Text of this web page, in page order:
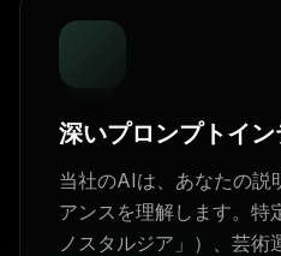
深いプロンプトイ
当社のAIは、あなたの説
アンスを理解します。特
ノスタルジア」）、芸術